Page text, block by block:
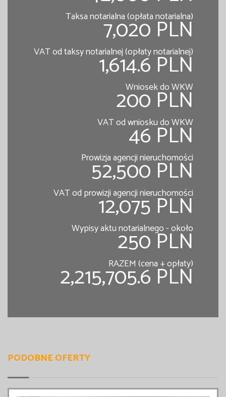
Taksa notarialna (opłata notarialna)
7,020 PLN
VAT od taksy notarialnej (opłaty notarialnej)
1,614.6 PLN
Wniosek do WKW
200 PLN
VAT od wniosku do WKW
46 PLN
Prowizja agencji nieruchomości
52,500 PLN
VAT od prowizji agencji nieruchomości
12,075 PLN
Wypisy aktu notarialnego - około
250 PLN
RAZEM (cena + opłaty)
2,215,705.6 PLN
PODOBNE OFERTY